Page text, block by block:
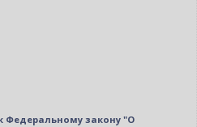
закону "О